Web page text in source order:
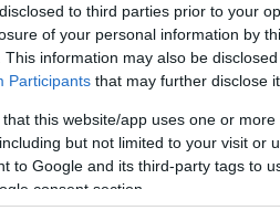
to third parties prior to your
of your personal information by
This information may also be
Participants that may further disclose
that this website/app uses one or
but not limited to your visit or
to Google and its third-party tags to
consent section.